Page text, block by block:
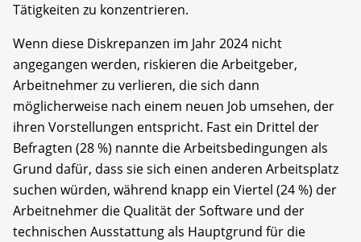
Tätigkeiten zu konzentrieren.
Wenn diese Diskrepanzen im Jahr 2024 nicht
angegangen werden, riskieren die Arbeitgeber,
Arbeitnehmer zu verlieren, die sich dann
möglicherweise nach einem neuen Job umsehen, der
ihren Vorstellungen entspricht. Fast ein Drittel der
Befragten (28 %) nannte die Arbeitsbedingungen als
Grund dafür, dass sie sich einen anderen Arbeitsplatz
suchen würden, während knapp ein Viertel (24 %) der
Arbeitnehmer die Qualität der Software und der
technischen Ausstattung als Hauptgrund für die